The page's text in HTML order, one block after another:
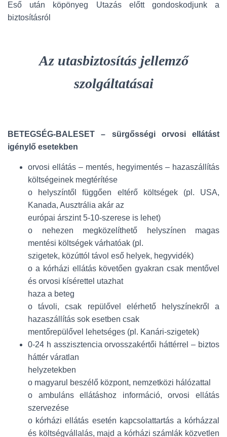
Eső után köpönyeg Utazás előtt gondoskodjunk a
biztosításról
Az utasbiztosítás jellemző
szolgáltatásai
BETEGSÉG-BALESET – sürgősségi orvosi ellátást
igénylő esetekben
orvosi ellátás – mentés, hegyimentés – hazaszállítás
költségeinek megtérítése
o helyszíntől függően eltérő költségek (pl. USA,
Kanada, Ausztrália akár az
európai árszint 5-10-szerese is lehet)
o nehezen megközelíthető helyszínen magas
mentési költségek várhatóak (pl.
szigetek, közúttól távol eső helyek, hegyvidék)
o a kórházi ellátás követően gyakran csak mentővel
és orvosi kísérettel utazhat
haza a beteg
o távoli, csak repülővel elérhető helyszínekről a
hazaszállítás sok esetben csak
mentőrepülővel lehetséges (pl. Kanári-szigetek)
0-24 h asszisztencia orvosszakértői háttérrel – biztos
háttér váratlan
helyzetekben
o magyarul beszélő központ, nemzetközi hálózattal
o ambuláns ellátáshoz információ, orvosi ellátás
szervezése
o kórházi ellátás esetén kapcsolattartás a kórházzal
és költségvállalás, majd a kórházi számlák közvetlen